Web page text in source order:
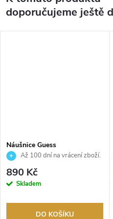
doporučujeme ještě
Náušnice Guess
JUBE05209JWYGT
Až 100 dní na vrácení zboží.
Autorizovaný prodejce.
890 Kč
Skladem
DO KOŠÍKU